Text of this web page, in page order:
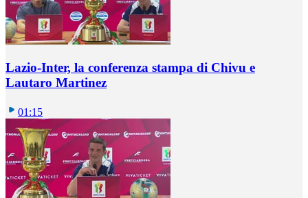
Lazio-Inter, la conferenza stampa di Chivu e
Lautaro Martinez
01:15